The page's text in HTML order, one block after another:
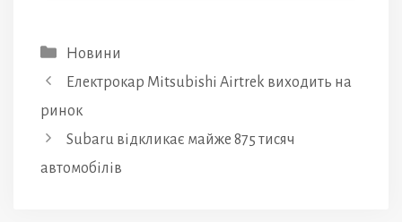
Категорії
Новини
Електрокар Mitsubishi Airtrek виходить на
ринок
Subaru відкликає майже 875 тисяч
автомобілів